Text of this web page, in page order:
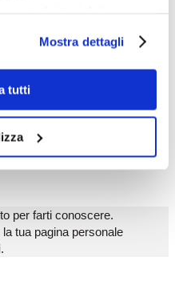
a prendere visione
prosegui la
e con installazione
che potrai revocare in
Mostra dettagli
tutti
per farti conoscere.
tua pagina personale
.